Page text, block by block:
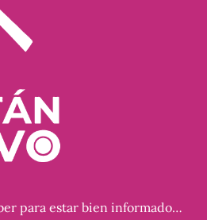
para estar bien informado…